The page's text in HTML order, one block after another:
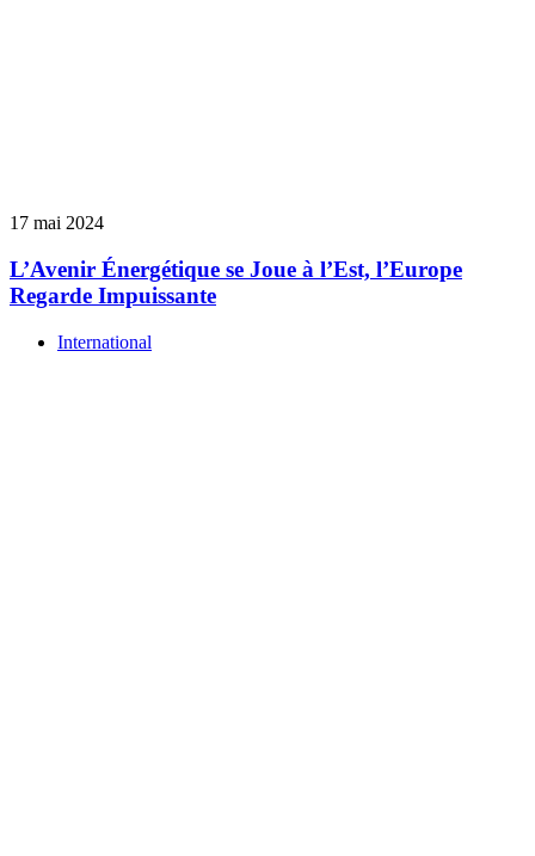
17 mai 2024
L’Avenir Énergétique se Joue à l’Est, l’Europe
Regarde Impuissante
International